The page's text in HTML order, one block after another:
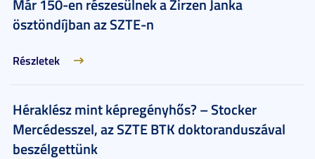
ösztöndíjban az SZTE-n
Részletek
Héraklész mint képregényhős? – Stocker
Mercédesszel, az SZTE BTK doktoranduszával
beszélgettünk